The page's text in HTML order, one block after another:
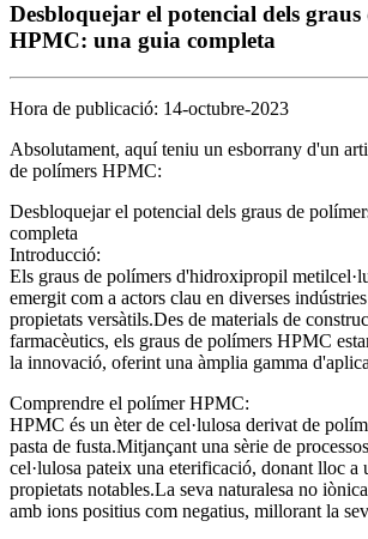
Desbloquejar el potencial dels graus
HPMC: una guia completa
Hora de publicació: 14-octubre-2023
Absolutament, aquí teniu un esborrany d'un
de polímers HPMC:
Desbloquejar el potencial dels graus de
completa
Introducció:
Els graus de polímers d'hidroxipropil
emergit com a actors clau en diverses
propietats versàtils.Des de materials de
farmacèutics, els graus de polímers HPMC
la innovació, oferint una àmplia gamma
Comprendre el polímer HPMC:
HPMC és un èter de cel·lulosa derivat de
pasta de fusta.Mitjançant una sèrie de
cel·lulosa pateix una eterificació, donant lloc a
propietats notables.La seva naturalesa no
amb ions positius com negatius, millorant la